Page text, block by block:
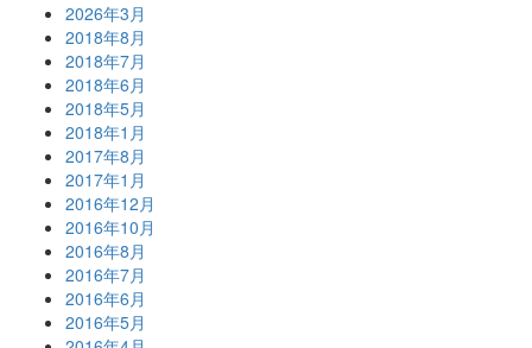
2026年3月
2018年8月
2018年7月
2018年6月
2018年5月
2018年1月
2017年8月
2017年1月
2016年12月
2016年10月
2016年8月
2016年7月
2016年6月
2016年5月